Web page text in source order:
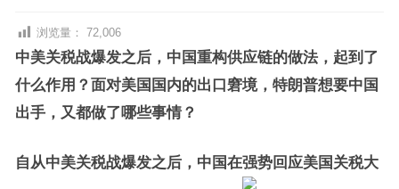
浏览量： 72,006
中美关税战爆发之后，中国重构供应链的做法，起到了
什么作用？面对美国国内的出口窘境，特朗普想要中国
出手，又都做了哪些事情？
自从中美关税战爆发之后，中国在强势回应美国关税大